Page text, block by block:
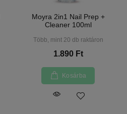
Moyra 2in1 Nail Prep +
Cleaner 100ml
Több, mint 20 db raktáron
1.890 Ft
Kosárba